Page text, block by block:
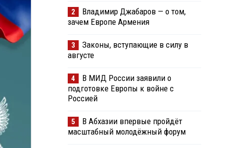
2
Владимир Джабаров — о том,
зачем Европе Армения
3
Законы, вступающие в силу в
августе
4
В МИД России заявили о
подготовке Европы к войне с
Россией
5
В Абхазии впервые пройдёт
масштабный молодёжный форум